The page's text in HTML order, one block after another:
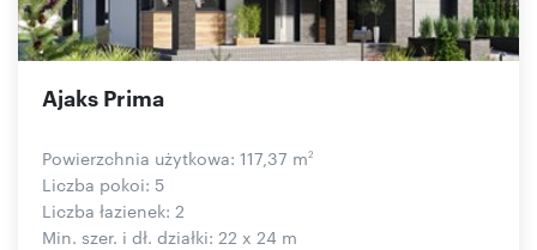
Ajaks Prima
Powierzchnia użytkowa: 117,37 m2
Liczba pokoi: 5
Liczba łazienek: 2
Min. szer. i dł. działki: 22 x 24 m